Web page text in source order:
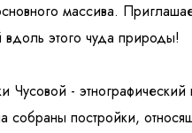
массива.
вдоль этого чуда природы!
Чусовой -
собраны постройки,